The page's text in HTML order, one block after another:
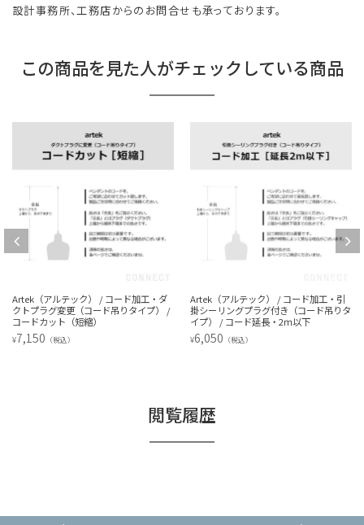
設計事務所、工務店からのお問合せも承っております。
この商品を見た人がチェックしている商品
Artek（アルテック） / コード加工・ダ
クトプラグ変更（コード吊りタイプ） /
コードカット（短縮）
¥7,150 （税込）
Artek（アルテック） / コード加工・引
掛シーリングプラグ付き（コード吊りタ
イプ） / コード延長・2ｍ以下
¥6,050 （税込）
閲覧履歴